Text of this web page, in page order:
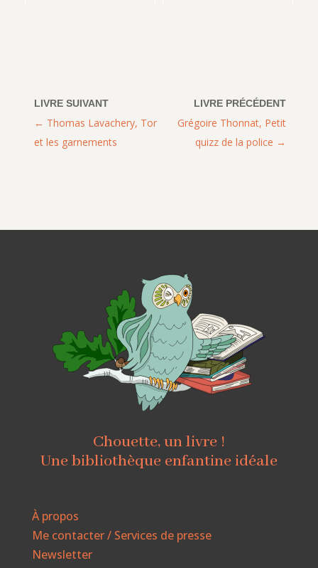
Grégoire Thonnat, Petit
quizz de la police
Thomas Lavachery, Tor
et les garnements
Chouette, un livre !
Une bibliothèque enfantine idéale
À propos
Me contacter / Services de presse
Newsletter